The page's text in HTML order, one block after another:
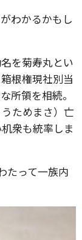
わかるかもし
を菊寿丸とい
根権現社別当
所領を相続。
ためまさ）亡
衆も統率しま
たって一族内